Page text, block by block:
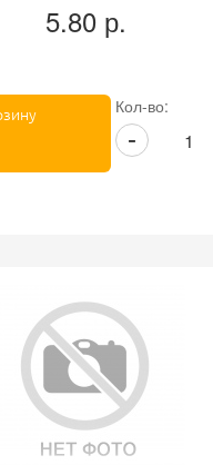
5.80 р.
Кол-во:
-